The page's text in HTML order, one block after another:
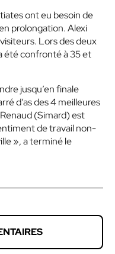
ont eu besoin de
prolongation. Alexi
Lors des deux
été confronté à 35 et
jusqu’en finale
d’as des 4 meilleures
(Simard) est
de travail non-
», a terminé le